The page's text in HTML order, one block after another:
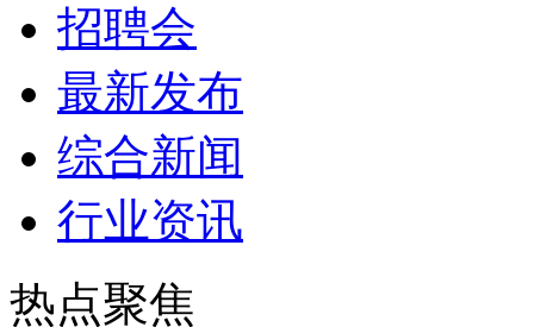
招聘会
最新发布
综合新闻
行业资讯
热点聚焦